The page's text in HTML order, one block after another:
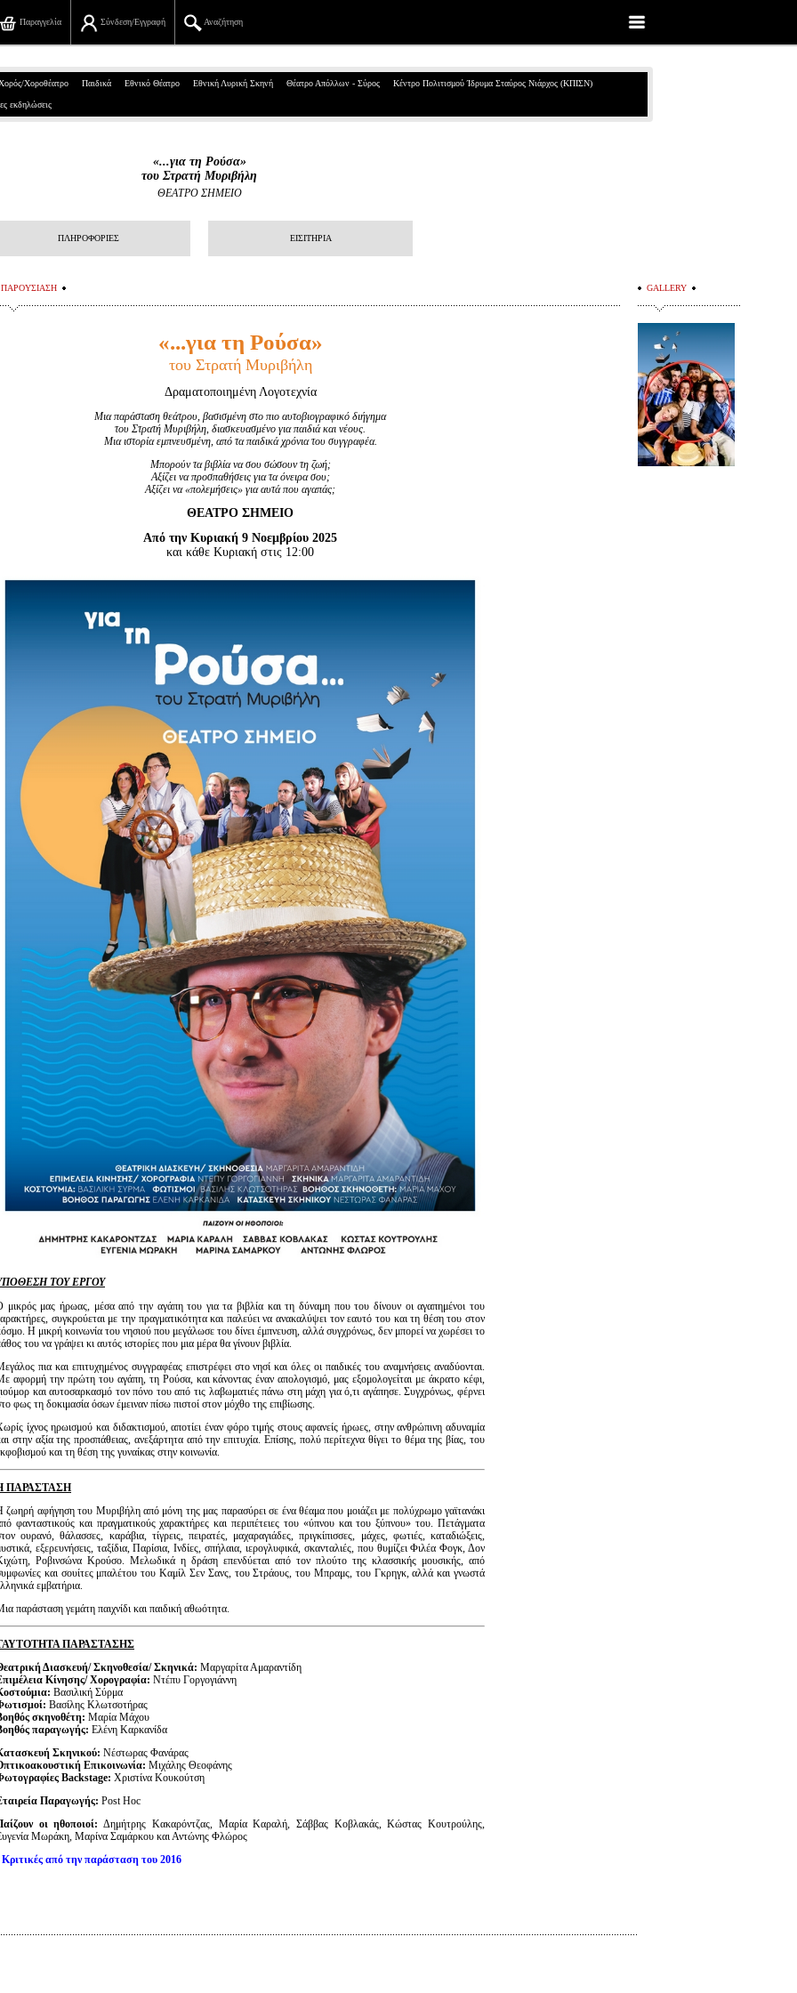
Αναζήτηση
Σύνδεση/Εγγραφή
Παραγγελία
Πανεπιστημίου 39, Αθήνα
Αναζήτηση
Σύνδεση/Εγγραφή
Παραγγελία
Πληροφορίες
Χοροθέατρο Παιδικά Εθνικό Θέατρο Εθνική Λυρική Σκηνή Θέατρο Απόλλων - Σύρος Κέντρο Πολιτισμού Ίδρυμα Σταύρος Νιάρχος (ΚΠΙΣΝ)
εκδηλώσεις
«...για τη Ρούσα»
του Στρατή Μυριβήλη
ΘΕΑΤΡΟ ΣΗΜΕΙΟ
ΠΛΗΡΟΦΟΡΙΕΣ ΕΙΣΙΤΗΡΙΑ
ΠΑΡΟΥΣΙΑΣΗ
«...για τη Ρούσα»
του Στρατή Μυριβήλη
Δραματοποιημένη Λογοτεχνία
Μια παράσταση θεάτρου, βασισμένη στο πιο αυτοβιογραφικό διήγημα
του Στρατή Μυριβήλη, διασκευασμένο για παιδιά και νέους.
Μια ιστορία εμπνευσμένη, από τα παιδικά χρόνια του συγγραφέα.
Μπορούν τα βιβλία να σου σώσουν τη ζωή;
Αξίζει να προσπαθήσεις για τα όνειρα σου;
Αξίζει να «πολεμήσεις» για αυτά που αγαπάς;
ΘΕΑΤΡΟ ΣΗΜΕΙΟ
Από την Κυριακή 9 Νοεμβρίου 2025
και κάθε Κυριακή στις 12:00
ΤΟΥ ΕΡΓΟΥ
μικρός μας ήρωας, μέσα από την αγάπη του για τα βιβλία και τη δύναμη που του δίνουν οι αγαπημένοι του
συγκρούεται με την πραγματικότητα και παλεύει να ανακαλύψει τον εαυτό του και τη θέση του στον
Η μικρή κοινωνία του νησιού που μεγάλωσε του δίνει έμπνευση, αλλά συγχρόνως, δεν μπορεί να χωρέσει το
του να γράψει κι αυτός ιστορίες που μια μέρα θα γίνουν βιβλία.
πια και επιτυχημένος συγγραφέας επιστρέφει στο νησί και όλες οι παιδικές του αναμνήσεις αναδύονται.
αφορμή την πρώτη του αγάπη, τη Ρούσα, και κάνοντας έναν απολογισμό, μας εξομολογείται με άκρατο κέφι,
και αυτοσαρκασμό τον πόνο του από τις λαβωματιές πάνω στη μάχη για ό,τι αγάπησε. Συγχρόνως, φέρνει
φως τη δοκιμασία όσων έμειναν πίσω πιστοί στον μόχθο της επιβίωσης.
ίχνος ηρωισμού και διδακτισμού, αποτίει έναν φόρο τιμής στους αφανείς ήρωες, στην ανθρώπινη αδυναμία
στην αξία της προσπάθειας, ανεξάρτητα από την επιτυχία. Επίσης, πολύ περίτεχνα θίγει το θέμα της βίας, του
και τη θέση της γυναίκας στην κοινωνία.
ΠΑΡΑΣΤΑΣΗ
ζωηρή αφήγηση του Μυριβήλη από μόνη της μας παρασύρει σε ένα θέαμα που μοιάζει με πολύχρωμο γαϊτανάκι
φανταστικούς και πραγματικούς χαρακτήρες και περιπέτειες του «ύπνου και του ξύπνου» του. Πετάγματα
ουρανό, θάλασσες, καράβια, τίγρεις, πειρατές, μαχαραγιάδες, πριγκίπισσες, μάχες, φωτιές, καταδιώξεις,
εξερευνήσεις, ταξίδια, Παρίσια, Ινδίες, σπήλαια, ιερογλυφικά, σκανταλιές, που θυμίζει Φιλέα Φογκ, Δον
Ροβινσώνα Κρούσο. Μελωδικά η δράση επενδύεται από τον πλούτο της κλασσικής μουσικής, από
και σουίτες μπαλέτου του Καμίλ Σεν Σανς, του Στράους, του Μπραμς, του Γκρηγκ, αλλά και γνωστά
εμβατήρια.
παράσταση γεμάτη παιχνίδι και παιδική αθωότητα.
ΠΑΡΑΣΤΑΣΗΣ
Διασκευή/ Σκηνοθεσία/ Σκηνικά: Μαργαρίτα Αμαραντίδη
Κίνησης/ Χορογραφία: Ντέπυ Γοργογιάννη
Βασιλική Σύρμα
Βασίλης Κλωτσοτήρας
σκηνοθέτη: Μαρία Μάχου
παραγωγής: Ελένη Καρκανίδα
Σκηνικού: Νέστωρας Φανάρας
Επικοινωνία: Μιχάλης Θεοφάνης
Backstage: Χριστίνα Κουκούτση
Παραγωγής: Post Hoc
οι ηθοποιοί: Δημήτρης Κακαρόντζας, Μαρία Καραλή, Σάββας Κοβλακάς, Κώστας Κουτρούλης,
Μωράκη, Μαρίνα Σαμάρκου και Αντώνης Φλώρος
Κριτικές από την παράσταση του 2016
GALLERY